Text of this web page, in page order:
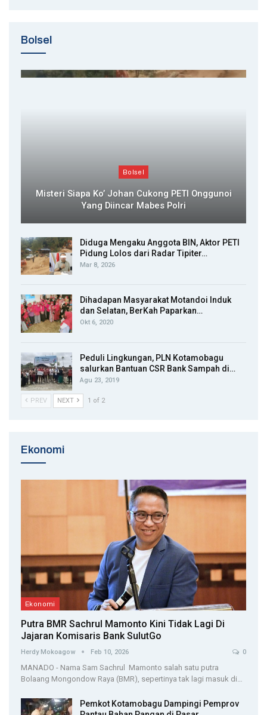
Bolsel
Bolsel
Misteri Siapa Ko’ Johan Cukong PETI Onggunoi
Yang Diincar Mabes Polri
Diduga Mengaku Anggota BIN, Aktor PETI
Pidung Lolos dari Radar Tipiter…
Mar 8, 2026
Dihadapan Masyarakat Motandoi Induk
dan Selatan, BerKah Paparkan…
Okt 6, 2020
Peduli Lingkungan, PLN Kotamobagu
salurkan Bantuan CSR Bank Sampah di…
Agu 23, 2019
PREV NEXT 1 of 2
Ekonomi
Ekonomi
Putra BMR Sachrul Mamonto Kini Tidak Lagi Di
Jajaran Komisaris Bank SulutGo
Herdy Mokoagow Feb 10, 2026 0
MANADO - Nama Sam Sachrul Mamonto salah satu putra
Bolaang Mongondow Raya (BMR), sepertinya tak lagi masuk di…
Pemkot Kotamobagu Dampingi Pemprov